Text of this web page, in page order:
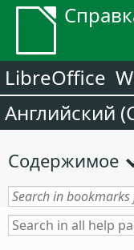
LibreOffice
Английский
Содержимое